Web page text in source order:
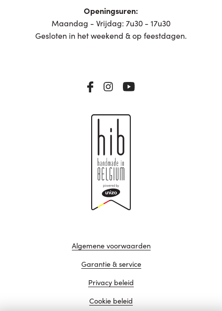
Openingsuren:
Maandag - Vrijdag: 7u30 - 17u30
Gesloten in het weekend & op feestdagen.
Algemene voorwaarden
Garantie & service
Privacy beleid
Cookie beleid